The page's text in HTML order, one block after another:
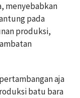
menyebabkan
pada
produksi,
aja
batu bara